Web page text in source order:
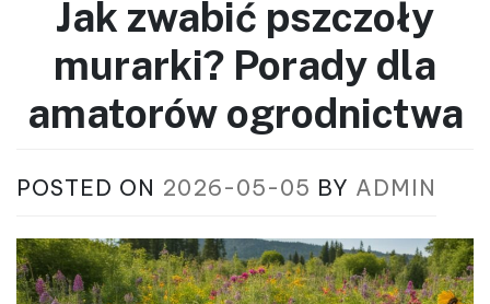
Jak zwabić pszczoły
murarki? Porady dla
amatorów ogrodnictwa
POSTED ON 2026-05-05 BY ADMIN